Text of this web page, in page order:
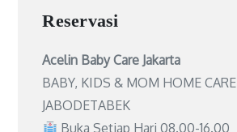
Reservasi
Acelin Baby Care Jakarta
BABY, KIDS & MOM HOME CARE
JABODETABEK
Buka Setiap Hari 08.00-16.00